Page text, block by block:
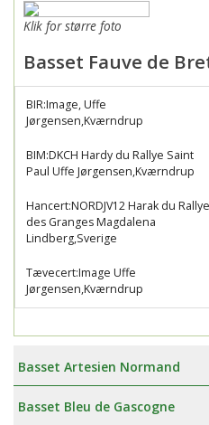
Klik for større foto
Basset Fauve de
BIR:Image, Uffe
Jørgensen,Kværndrup
BIM:DKCH Hardy du Rallye Saint
Paul Uffe Jørgensen,Kværndrup
Hancert:NORDJV12 Harak du Rallye
des Granges Magdalena
Lindberg,Sverige
Tævecert:Image Uffe
Jørgensen,Kværndrup
Basset Artesien Normand
Basset Bleu de Gascogne